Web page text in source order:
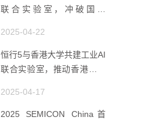
联合实验室，冲破国产
2025-04-22
恒行5与香港大学共建工业AI
联合实验室，推动香港成为
2025-04-17
2025 SEMICON China首